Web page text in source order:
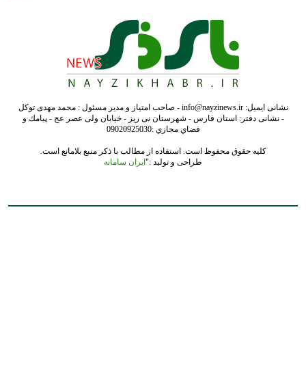
نشانی ایمیل: info@nayzinews.ir - صاحب امتیاز و مدیر مسئول : محمد مهدی توکل
- نشانی دفتر: استان فارس - شهرستان نی ریز - خیابان ولی عصر عج - پيامك و
فضاي مجازي :09020925030
کلیه حقوق محفوظ است. استفاده از مطالب با ذکر منبع بلامانع است.
طراحی و تولید :"ایران سامانه